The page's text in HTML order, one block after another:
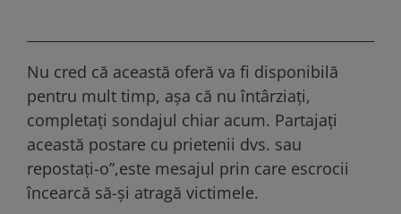
Nu cred că această oferă va fi disponibilă
pentru mult timp, așa că nu întârziați,
completați sondajul chiar acum. Partajați
această postare cu prietenii dvs. sau
repostați-o”,este mesajul prin care escrocii
încearcă să-și atragă victimele.